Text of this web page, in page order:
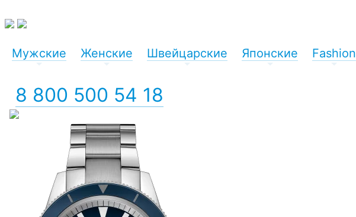
Мужские Женские Швейцарские Японские Fashion
8 800 500 54 18